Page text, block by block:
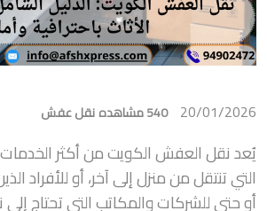
20/01/2026 540 مشاهده نقل عفش
يُعد نقل العفش الكويت من أكثر الخدمات
التي تنتقل من منزل إلى آخر، أو للأفراد
أو حتى للشركات والمكاتب التي تحتاج